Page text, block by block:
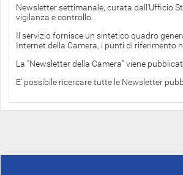
Newsletter settimanale, curata dall'Ufficio
vigilanza e controllo.
Il servizio fornisce un sintetico quadro
Internet della Camera, i punti di riferimento
La "Newsletter della Camera" viene
E' possibile ricercare tutte le Newsletter